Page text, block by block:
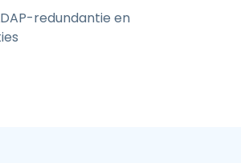
redundantie en